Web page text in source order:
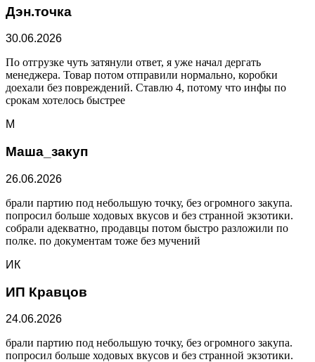
Дэн.точка
30.06.2026
По отгрузке чуть затянули ответ, я уже начал дергать
менеджера. Товар потом отправили нормально, коробки
доехали без повреждений. Ставлю 4, потому что инфы по
срокам хотелось быстрее
М
Маша_закуп
26.06.2026
брали партию под небольшую точку, без огромного закупа.
попросил больше ходовых вкусов и без странной экзотики.
собрали адекватно, продавцы потом быстро разложили по
полке. по документам тоже без мучений
ИК
ИП Кравцов
24.06.2026
брали партию под небольшую точку, без огромного закупа.
попросил больше ходовых вкусов и без странной экзотики.